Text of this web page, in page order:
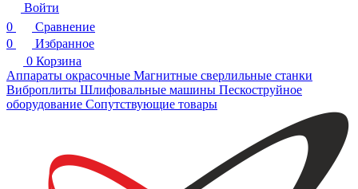
Войти
0
Сравнение
0
Избранное
0 Корзина
Аппараты окрасочные Магнитные сверлильные станки
Виброплиты Шлифовальные машины Пескоструйное
оборудование Сопутствующие товары